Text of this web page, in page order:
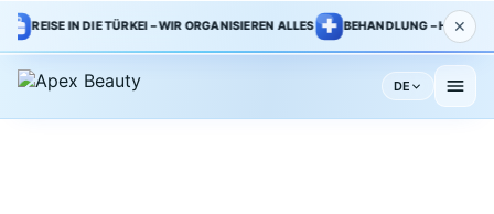
REISE IN DIE TÜRKEI – WIR ORGANISIEREN ALLES BEHANDLUNG – ✕
DE